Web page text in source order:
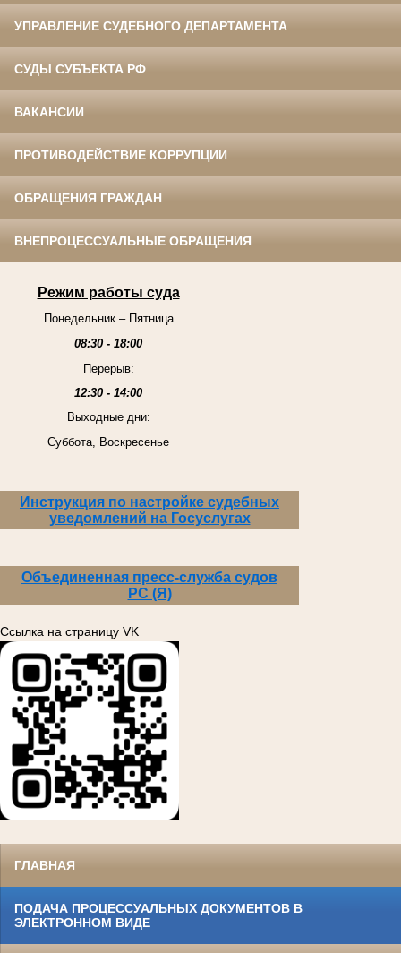
УПРАВЛЕНИЕ СУДЕБНОГО ДЕПАРТАМЕНТА
СУДЫ СУБЪЕКТА РФ
ВАКАНСИИ
ПРОТИВОДЕЙСТВИЕ КОРРУПЦИИ
ОБРАЩЕНИЯ ГРАЖДАН
ВНЕПРОЦЕССУАЛЬНЫЕ ОБРАЩЕНИЯ
Режим работы суда
Понедельник – Пятница
08:30 - 18:00
Перерыв:
12:30 - 14:00
Выходные дни:
Суббота, Воскресенье
Инструкция по настройке судебных
уведомлений на Госуслугах
Объединенная пресс-служба судов
РС (Я)
Ссылка на страницу VK
ГЛАВНАЯ
ПОДАЧА ПРОЦЕССУАЛЬНЫХ ДОКУМЕНТОВ В
ЭЛЕКТРОННОМ ВИДЕ